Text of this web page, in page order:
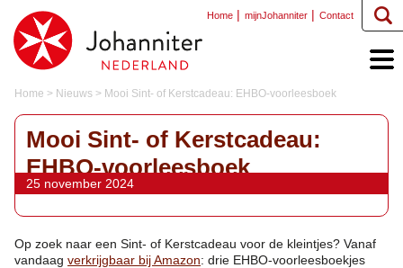
Home mijnJohanniter Contact
Home > Nieuws > Mooi Sint- of Kerstcadeau: EHBO-voorleesboek
Mooi Sint- of Kerstcadeau:
EHBO-voorleesboek
25 november 2024
Op zoek naar een Sint- of Kerstcadeau voor de kleintjes? Vanaf
vandaag verkrijgbaar bij Amazon: drie EHBO-voorleesboekjes